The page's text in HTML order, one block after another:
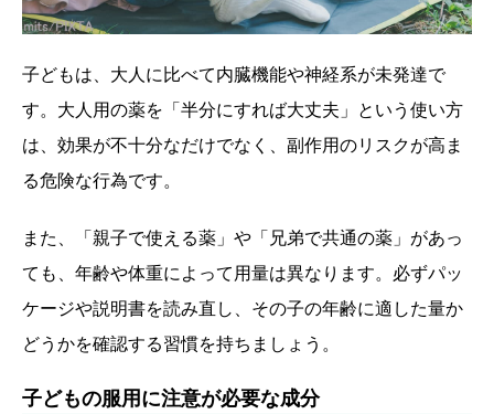
子どもは、大人に比べて内臓機能や神経系が未発達で
す。大人用の薬を「半分にすれば大丈夫」という使い方
は、効果が不十分なだけでなく、副作用のリスクが高ま
る危険な行為です。
また、「親子で使える薬」や「兄弟で共通の薬」があっ
ても、年齢や体重によって用量は異なります。必ずパッ
ケージや説明書を読み直し、その子の年齢に適した量か
どうかを確認する習慣を持ちましょう。
子どもの服用に注意が必要な成分